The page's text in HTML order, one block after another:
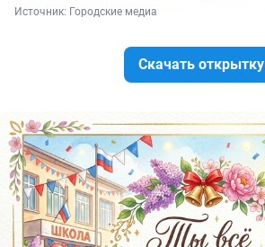
Источник: Городские медиа
Скачать открытку